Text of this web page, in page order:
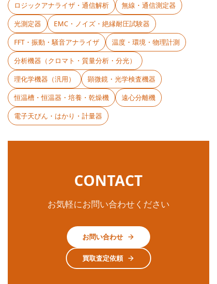
ロジックアナライザ・通信解析
無線・通信測定器
光測定器
EMC・ノイズ・絶縁耐圧試験器
FFT・振動・騒音アナライザ
温度・環境・物理計測
分析機器（クロマト・質量分析・分光）
理化学機器（汎用）
顕微鏡・光学検査機器
恒温槽・恒温器・培養・乾燥機
遠心分離機
電子天びん・はかり・計量器
CONTACT
お気軽にお問い合わせください
お問い合わせ
買取査定依頼